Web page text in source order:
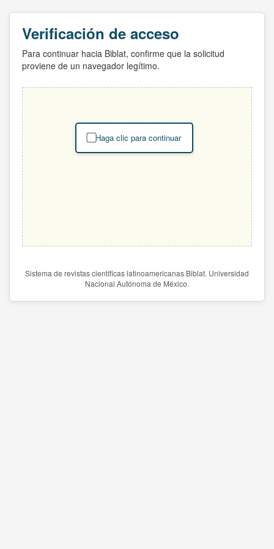
Verificación de acceso
Para continuar hacia Biblat, confirme que la solicitud
proviene de un navegador legítimo.
Haga clic para continuar
Sistema de revistas científicas latinoamericanas Biblat. Universidad
Nacional Autónoma de México.